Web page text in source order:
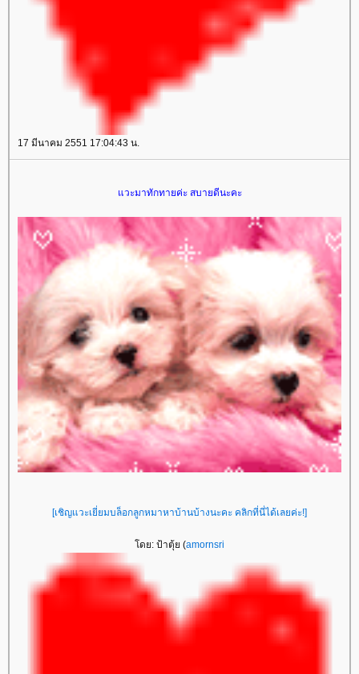
17 มีนาคม 2551 17:04:43 น.
แวะมาทักทายค่ะ สบายดีนะคะ
[เชิญแวะเยี่ยมบล็อกลูกหมาหาบ้านบ้างนะคะ คลิกที่นี่ได้เลยค่ะ!]
โดย: ป้าตุ้ย (amornsri